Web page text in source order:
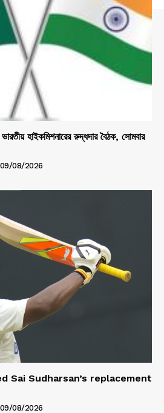
ভারতীয় হাইকমিশনারের রুদ্ধদার বৈঠক, সোমবার
09/08/2026
Sai Sudharsan’s replacement
09/08/2026